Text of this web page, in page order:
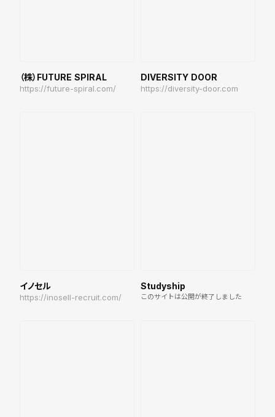
（株）FUTURE SPIRAL
https://future-spiral.com/
DIVERSITY DOOR
https://diversity-door.com
イノセル
https://inosell-recruit.com/
Studyship
このサイトは公開が終了しました